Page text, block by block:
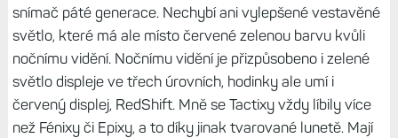
snímač páté generace. Nechybí ani vylepšené vestavěné
světlo, které má ale místo červené zelenou barvu kvůli
nočnímu vidění. Nočnímu vidění je přizpůsobeno i zelené
světlo displeje ve třech úrovních, hodinky ale umí i
červený displej, RedShift. Mně se Tactixy vždy líbily více
než Fénixy či Epixy, a to díky jinak tvarované lunetě. Mají